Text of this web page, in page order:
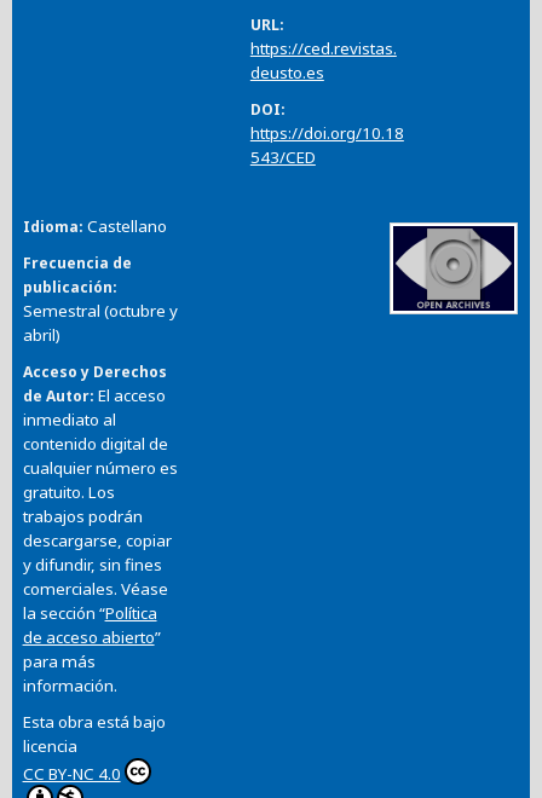
URL
https://ced.revistas.
deusto.es
DOI
https://doi.org/10.18
543/CED
Idioma Castellano
Frecuencia de
publicación
Semestral (octubre y
abril)
Acceso y Derechos
de Autor El acceso
inmediato al
contenido digital de
cualquier número es
gratuito. Los
trabajos podrán
descargarse, copiar
y difundir, sin fines
comerciales. Véase
la sección “Política
de acceso abierto”
para más
información.
Esta obra está bajo
licencia
CC BY-NC 4.0